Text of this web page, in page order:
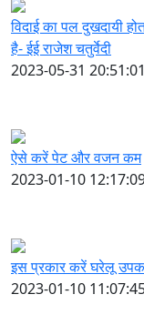
विदाई का पल दुखदायी
है- ईई राजेश चतुर्वेदी
2023-05-31 20:51:01
ऐसे करें पेट और वजन कम
2023-01-10
इस प्रकार करें घरेलू
2023-01-10